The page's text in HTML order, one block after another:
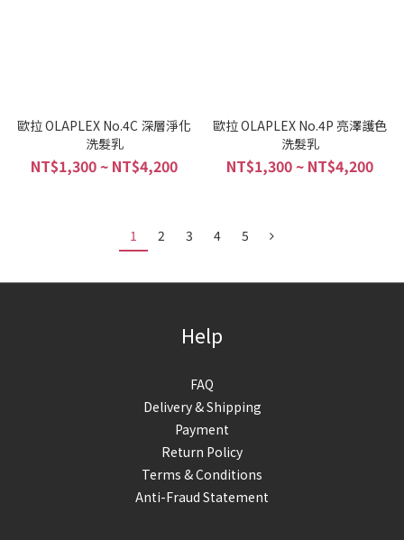
歐拉 OLAPLEX No.4C 深層淨化
洗髮乳
NT$1,300 ~ NT$4,200
歐拉 OLAPLEX No.4P 亮澤護色
洗髮乳
NT$1,300 ~ NT$4,200
1 2 3 4 5
Help
FAQ
Delivery & Shipping
Payment
Return Policy
Terms & Conditions
Anti-Fraud Statement